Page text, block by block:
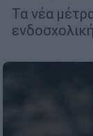
Τα νέα